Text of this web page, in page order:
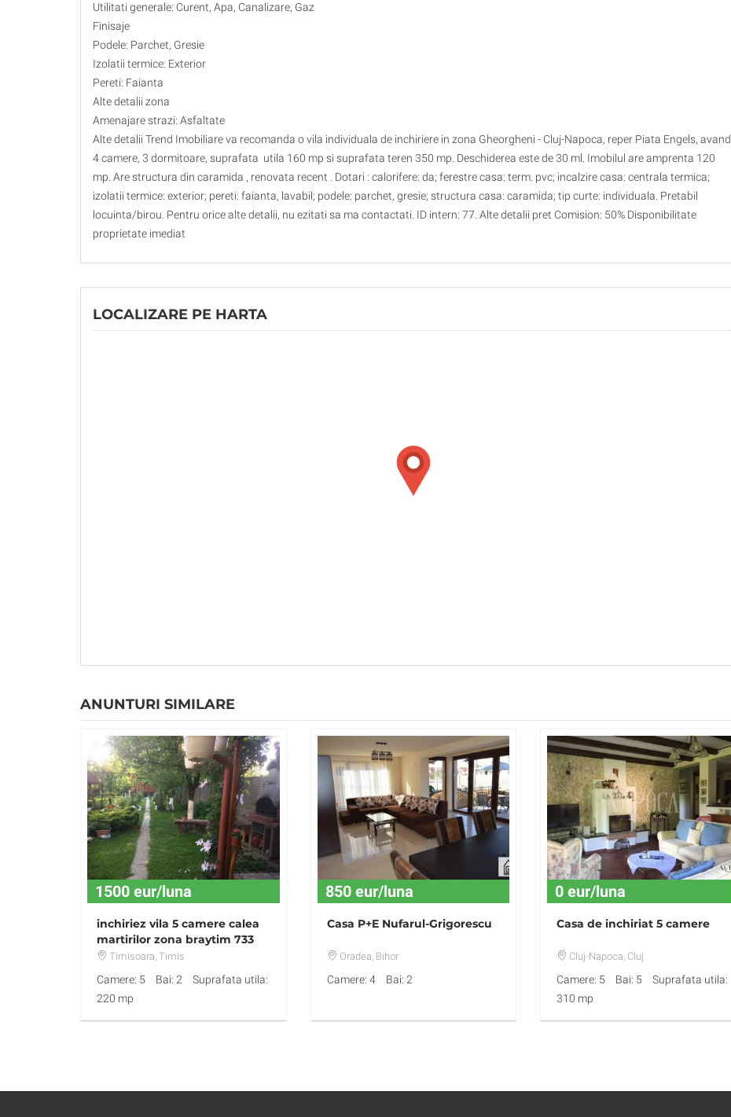
Utilitati generale: Curent, Apa, Canalizare, Gaz
Finisaje
Podele: Parchet, Gresie
Izolatii termice: Exterior
Pereti: Faianta
Alte detalii zona
Amenajare strazi: Asfaltate
Alte detalii Trend Imobiliare va recomanda o vila individuala de inchiriere in zona Gheorgheni - Cluj-Napoca, reper Piata Engels, avand
4 camere, 3 dormitoare, suprafata utila 160 mp si suprafata teren 350 mp. Deschiderea este de 30 ml. Imobilul are amprenta 120
mp. Are structura din caramida , renovata recent . Dotari : calorifere: da; ferestre casa: term. pvc; incalzire casa: centrala termica;
izolatii termice: exterior; pereti: faianta, lavabil; podele: parchet, gresie; structura casa: caramida; tip curte: individuala. Pretabil
locuinta/birou. Pentru orice alte detalii, nu ezitati sa ma contactati. ID intern: 77. Alte detalii pret Comision: 50% Disponibilitate
proprietate imediat
LOCALIZARE PE HARTA
ANUNTURI SIMILARE
1500 eur/luna
inchiriez vila 5 camere calea
martirilor zona braytim 733
mpTimisoara, Timis
Camere: 5 Bai: 2
Suprafata utila:
220 mp
850 eur/luna
Casa P+E Nufarul-Grigorescu
Oradea, Bihor
Camere: 4 Bai: 2
0 eur/luna
Casa de inchiriat 5 camere
Cluj-Napoca, Cluj
Camere: 5 Bai: 5
Suprafata utila:
310 mp